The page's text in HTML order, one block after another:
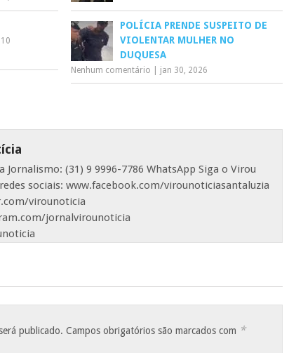
POLÍCIA PRENDE SUSPEITO DE
VIOLENTAR MULHER NO
DUQUESA
Nenhum comentário jan 30, 2026
Jornalismo: (31) 9 9996-7786 WhatsApp Siga o Virou
sociais: www.facebook.com/virounoticiasantaluzia
virounoticia
jornalvirounoticia
publicado. Campos obrigatórios são marcados com *